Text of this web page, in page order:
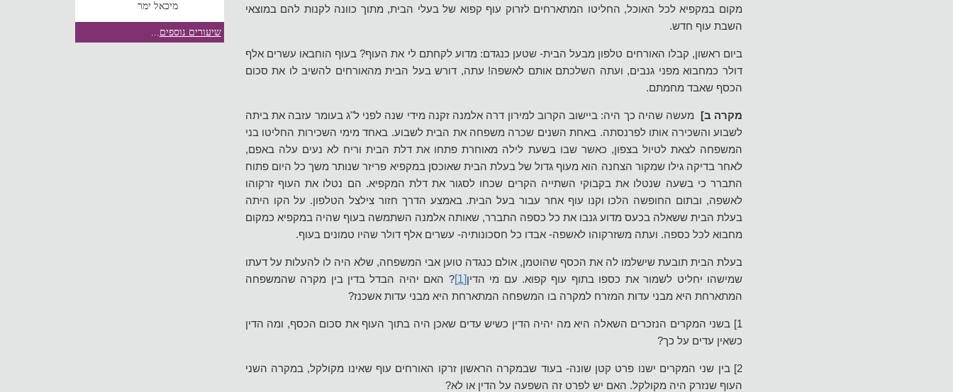
מקום במקפיא לכל האוכל, החליטו המתארחים לזרוק עוף קפוא של בעלי הבית, מתוך כוונה לקנות להם במוצאי
השבת עוף חדש.
ביום ראשון, קבלו האורחים טלפון מבעל הבית- שטען כנגדם: מדוע לקחתם לי את העוף? בעוף הוחבאו עשרים אלף
דולר כמחבוא מפני גנבים, ועתה השלכתם אותם לאשפה! עתה, דורש בעל הבית מהאורחים להשיב לו את סכום
הכסף שאבד מחמתם.
מקרה ב]
מעשה שהיה כך היה: ביישוב הקרוב למירון דרה אלמנה זקנה מידי שנה לפני ל"ג בעומר עזבה את ביתה
לשבוע והשכירה אותו לפרנסתה. באחת השנים שכרה משפחה את הבית לשבוע. באחד מימי השכירות החליטו בני
המשפחה לצאת לטיול בצפון, כאשר שבו בשעת לילה מאוחרת פתחו את דלת הבית וריח לא נעים עלה באפם,
לאחר בדיקה גילו שמקור הצחנה הוא מעוף גדול של בעלת הבית שאוכסן במקפיא פריזר שנותר משך כל היום פתוח
התברר כי בשעה שנטלו את בקבוקי השתייה הקרים שכחו לסגור את דלת המקפיא. הם נטלו את העוף זרקוהו
לאשפה, ובתום החופשה הלכו וקנו עוף אחר עבור בעל הבית. באמצע הדרך חזור צילצל הטלפון. על הקו היתה
בעלת הבית ששאלה בכעס מדוע גנבו את כל כספה התברר, שאותה אלמנה השתמשה בעוף שהיה במקפיא כמקום
מחבוא לכל כספה. ועתה משזרקוהו לאשפה- אבדו כל חסכונותיה- עשרים אלף דולר שהיו טמונים בעוף.
בעלת הבית תובעת שישלמו לה את הכסף שהוטמן, אולם כנגדה טוען אבי המשפחה, שלא היה לו להעלות על דעתו
שמישהו יחליט לשמור את כספו בתוף עוף קפוא. עם מי הדין[1]
? האם יהיה הבדל בדין בין מקרה שהמשפחה
המתארחת היא מבני עדות המזרח למקרה בו המשפחה המתארחת היא מבני עדות אשכנז?
1] בשני המקרים הנזכרים השאלה היא מה יהיה הדין כשיש עדים שאכן היה בתוך העוף את סכום הכסף, ומה הדין
כשאין עדים על כך?
2] בין שני המקרים ישנו פרט קטן שונה- בעוד שבמקרה הראשון זרקו האורחים עוף שאינו מקולקל, במקרה השני
העוף שנזרק היה מקולקל. האם יש לפרט זה השפעה על הדין או לא?
מיכאל ימר
שיעורים נוספים...